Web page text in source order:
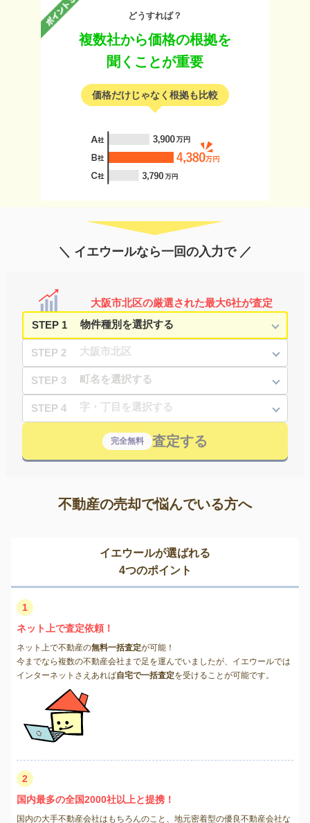
どうすれば？
複数社から価格の根拠を
聞くことが重要
価格だけじゃなく根拠も比較
＼ イエウールなら一回の入力で ／
大阪市北区の厳選された最大6社が査定
STEP 1
STEP 2
STEP 3
STEP 4
完全無料 査定する
不動産の売却で悩んでいる方へ
イエウールが選ばれる
4つのポイント
1
ネット上で査定依頼！
ネット上で不動産の無料一括査定が可能！
今までなら複数の不動産会社まで足を運んでいましたが、イエウールでは
インターネットさえあれば自宅で一括査定を受けることが可能です。
2
国内最多の全国2000社以上と提携！
国内の大手不動産会社はもちろんのこと、地元密着型の優良不動産会社な